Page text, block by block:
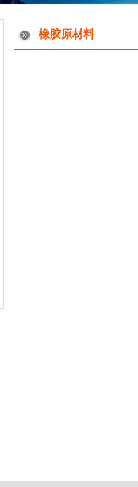
橡胶原材料